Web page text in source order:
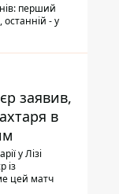
перший
останній - у
заявив,
в
у Лізі
із
цей матч